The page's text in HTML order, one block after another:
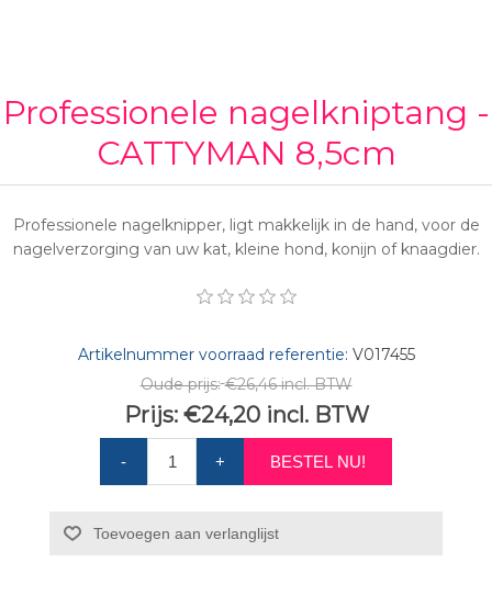
Professionele nagelkniptang -
CATTYMAN 8,5cm
Professionele nagelknipper, ligt makkelijk in de hand, voor de
nagelverzorging van uw kat, kleine hond, konijn of knaagdier.
Artikelnummer voorraad referentie: V017455
Oude prijs: €26,46 incl. BTW
Prijs: €24,20 incl. BTW
- + BESTEL NU!
Toevoegen aan verlanglijst